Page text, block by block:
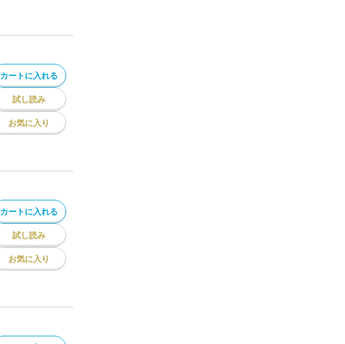
カートに入れる
試し読み
お気に入り
カートに入れる
試し読み
お気に入り